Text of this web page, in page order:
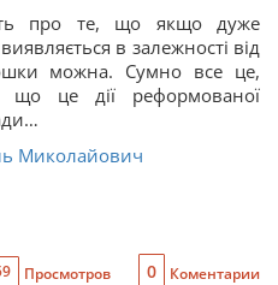
про те, що якщо дуже
в залежності від
можна. Сумно все це,
це дії реформованої
Миколайович
Просмотров 0 Коментарии